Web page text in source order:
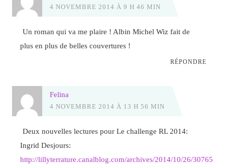
4 NOVEMBRE 2014 À 9 H 46 MIN
Un roman qui va me plaire ! Albin Michel Wiz fait de
plus en plus de belles couvertures !
RÉPONDRE
Felina
4 NOVEMBRE 2014 À 13 H 56 MIN
Deux nouvelles lectures pour Le challenge RL 2014:
Ingrid Desjours:
http://lillyterrature.canalblog.com/archives/2014/10/26/